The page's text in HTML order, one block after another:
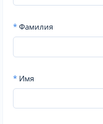
* Фамилия
* Имя